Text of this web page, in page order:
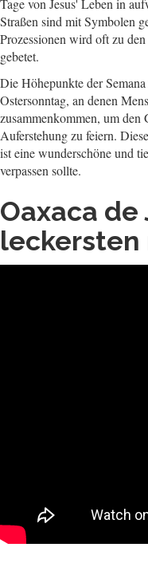
Tage von Jesus' Leben in
Straßen sind mit Symbolen
Prozessionen wird oft zu
gebetet.
Die Höhepunkte der
Ostersonntag, an denen
zusammenkommen, um
Auferstehung zu feiern.
ist eine wunderschöne und
verpassen sollte.
Oaxaca de
leckersten